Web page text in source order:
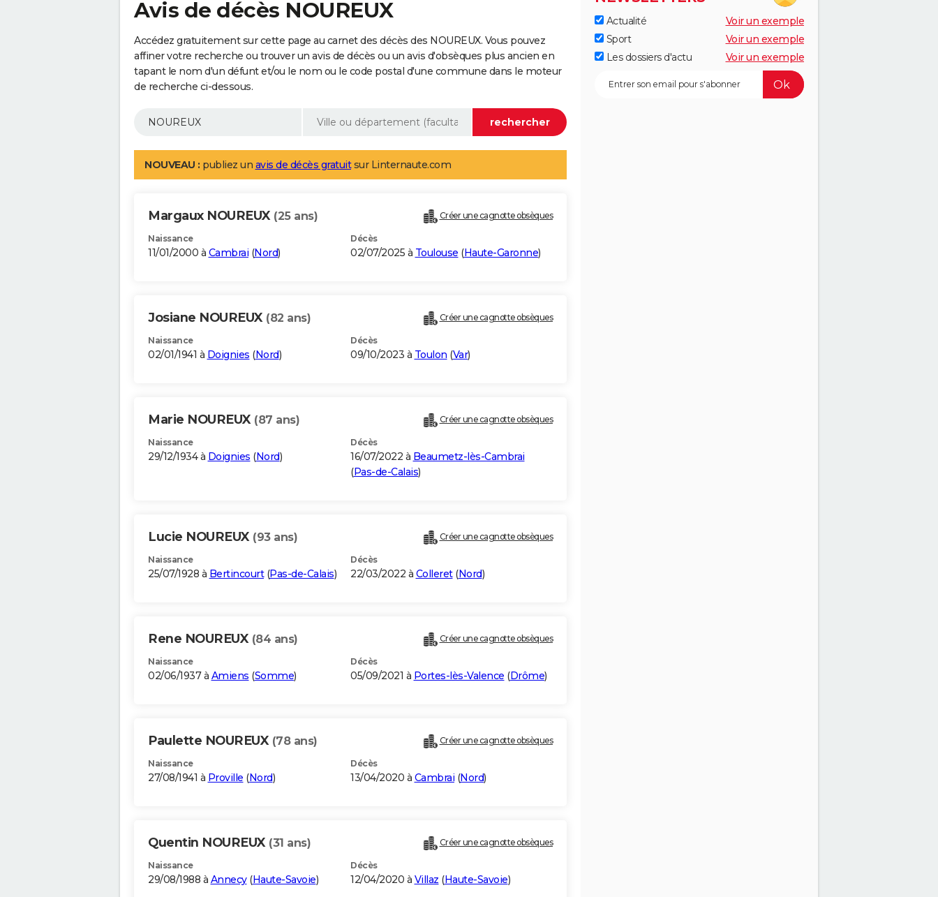
Avis de décès NOUREUX
Accédez gratuitement sur cette page au carnet des décès des NOUREUX. Vous pouvez
affiner votre recherche ou trouver un avis de décès ou un avis d'obsèques plus ancien en
tapant le nom d'un défunt et/ou le nom ou le code postal d'une commune dans le moteur
de recherche ci-dessous.
NOUVEAU : publiez un avis de décès gratuitsur Linternaute.com
Margaux NOUREUX (25 ans) Créer une cagnotte obsèques
Naissance
11/01/2000 à Cambrai (Nord)
Décès
02/07/2025 à Toulouse (Haute-Garonne)
Josiane NOUREUX (82 ans) Créer une cagnotte obsèques
Naissance
02/01/1941 à Doignies (Nord)
Décès
09/10/2023 à Toulon (Var)
Marie NOUREUX (87 ans) Créer une cagnotte obsèques
Naissance
29/12/1934 à Doignies (Nord)
Décès
16/07/2022 à Beaumetz-lès-Cambrai
(Pas-de-Calais)
Lucie NOUREUX (93 ans) Créer une cagnotte obsèques
Naissance
25/07/1928 à Bertincourt(Pas-de-Calais)
Décès
22/03/2022 à Colleret(Nord)
Rene NOUREUX (84 ans) Créer une cagnotte obsèques
Naissance
02/06/1937 à Amiens (Somme)
Décès
05/09/2021 à Portes-lès-Valence (Drôme)
Paulette NOUREUX (78 ans) Créer une cagnotte obsèques
Naissance
27/08/1941 à Proville (Nord)
Décès
13/04/2020 à Cambrai (Nord)
Quentin NOUREUX (31 ans) Créer une cagnotte obsèques
Naissance
29/08/1988 à Annecy(Haute-Savoie)
Décès
12/04/2020 à Villaz (Haute-Savoie)
Actualité
Voir un exemple
Sport
Voir un exemple
Les dossiers d'actu
Voir un exemple